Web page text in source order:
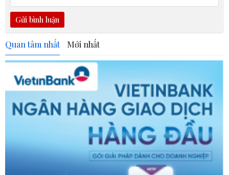
Gửi bình luận
Quan tâm nhất Mới nhất